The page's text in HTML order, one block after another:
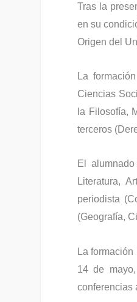
Tras la
en su
Origen del
La
Ciencias
la Filosofía,
terceros
El
Literatura,
periodista
(Geografía,
La
14 de
conferencias